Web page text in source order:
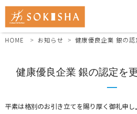
HOME お知らせ 健康優良企業 銀の
健康優良企業 銀の認定を
平素は格別のお引き立てを賜り厚く御礼申し